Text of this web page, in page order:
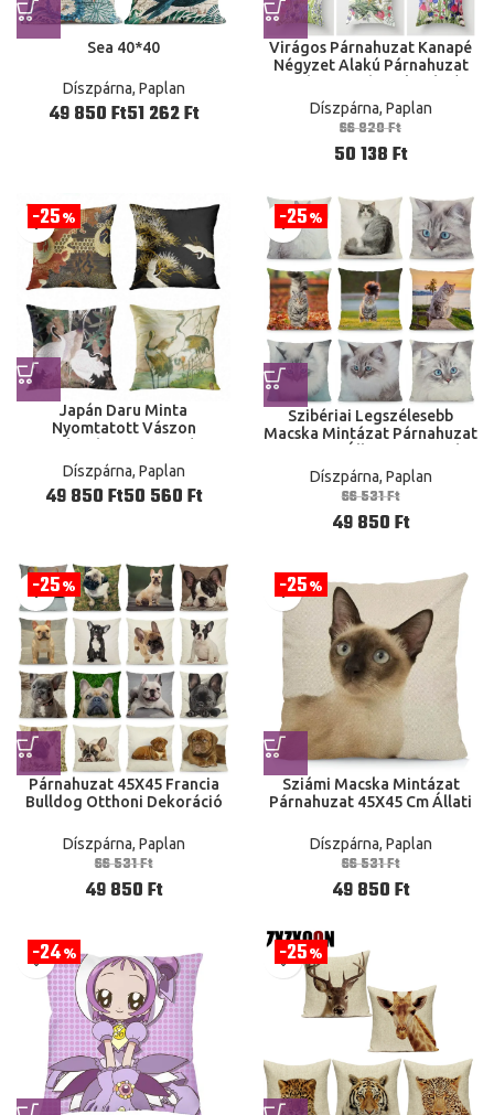
Sea 40*40
Díszpárna, Paplan
Ft Ft
Virágos Párnahuzat Kanapé
Négyzet Alakú Párnahuzat
Díszpárna, Paplan
66 820Ft
50 138Ft
25%
Japán Daru Minta
Nyomtatott Vászon
Párnahuzat Az Otthoni
Dekoráció , Ha Ön 40X40
50X50 60X60
Díszpárna, Paplan
Ft Ft
25%
Szibériai Legszélesebb
Macska Mintázat Párnahuzat
Dekoráció Tok
Díszpárna, Paplan
66 531Ft
49 850Ft
25%
Párnahuzat 45X45 Francia
Bulldog Otthoni Dekoráció
Díszpárna, Paplan
66 531Ft
49 850Ft
25%
Sziámi Macska Mintázat
Párnahuzat 45X45 Cm Állati
Dekoráció Tok
Díszpárna, Paplan
66 531Ft
49 850Ft
24% 25%